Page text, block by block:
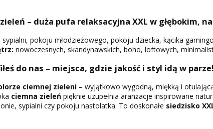
– duża pufa relaksacyjna XXL w głębokim,
sypialni, pokoju młodzieżowego, pokoju dziecka, kącika
nowoczesnych, skandynawskich, boho, loftowych,
do nas – miejsca, gdzie jakość i styl idą w parze!
ciemnej zieleni– wyjątkowo wygodną, miękką i
ciemna zieleńpięknie uzupełnia aranżacje inspirowane
sypialni czy pokoju nastolatka. To doskonałe siedzisko